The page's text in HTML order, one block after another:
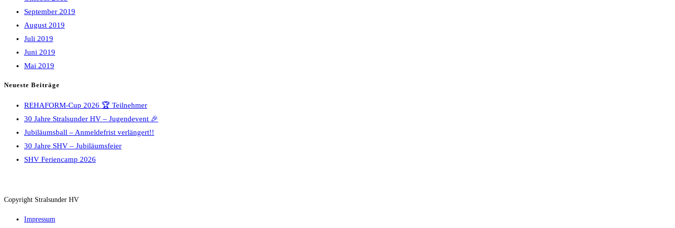
September 2019
August 2019
Juli 2019
Juni 2019
Mai 2019
Neueste Beiträge
REHAFORM-Cup 2026 🏆 Teilnehmer
30 Jahre Stralsunder HV – Jugendevent 🎉
Jubiläumsball – Anmeldefrist verlängert!!
30 Jahre SHV – Jubiläumsfeier
SHV Feriencamp 2026
Copyright Stralsunder HV
Impressum